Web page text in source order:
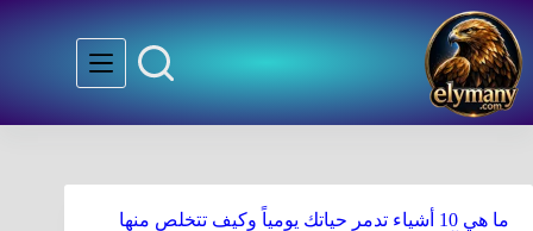
ما هي 10 أشياء تدمر حياتك يومياً وكيف تتخلص منها